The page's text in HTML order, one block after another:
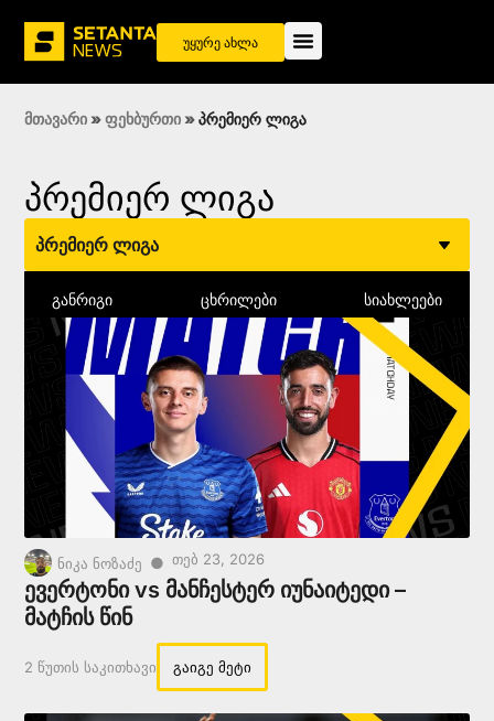
უყურე ახლა
მთავარი »ფეხბურთი »პრემიერ ლიგა
პრემიერ ლიგა
პრემიერ ლიგა
განრიგი ცხრილები სიახლეები
ნიკა ნოზაძე ● Თებ 23, 2026
ევერტონი vs მანჩესტერ იუნაიტედი –
მატჩის წინ
2 Წუთის Საკითხავი გაიგე მეტი